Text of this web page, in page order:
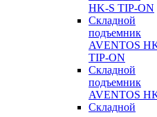
HK-S TIP-ON
Складной
подъемник
AVENTOS
TIP-ON
Складной
подъемник
AVENTOS
Складной